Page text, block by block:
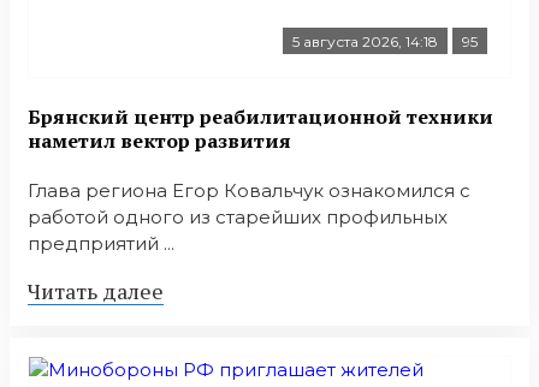
5 августа 2026, 14:18 95
Брянский центр реабилитационной техники
наметил вектор развития
Глава региона Егор Ковальчук ознакомился с
работой одного из старейших профильных
предприятий ...
Читать далее